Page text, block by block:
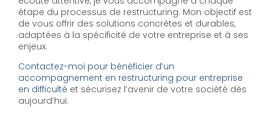
étape du processus de restructuring. Mon objectif est
de vous offrir des solutions concrètes et durables,
adaptées à la spécificité de votre entreprise et à ses
enjeux.
Contactez-moi pour bénéficier d’un
accompagnement en restructuring pour entreprise
en difficulté et sécurisez l’avenir de votre société dès
aujourd’hui.